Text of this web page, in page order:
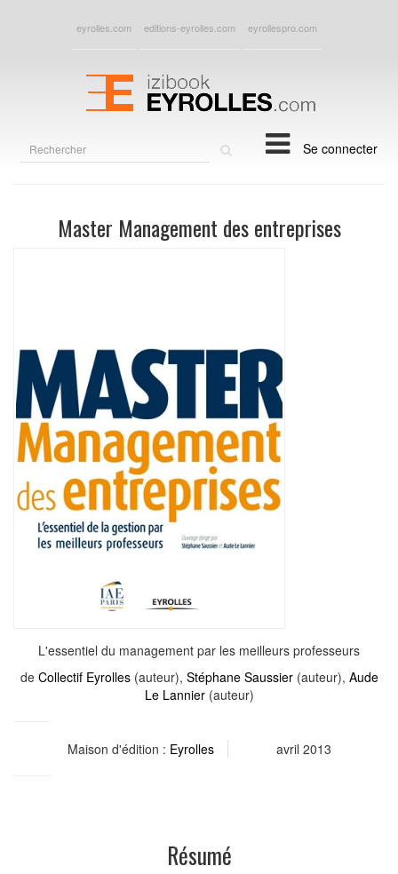
eyrolles.com editions-eyrolles.com eyrollespro.com
Se connecter
Master Management des entreprises
L'essentiel du management par les meilleurs professeurs
de Collectif Eyrolles(auteur), Stéphane Saussier(auteur), Aude
Le Lannier(auteur)
Maison d'édition : Eyrolles avril 2013
Résumé